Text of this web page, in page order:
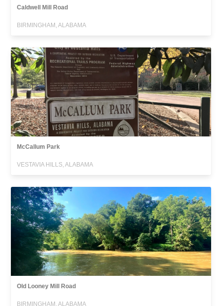
Caldwell Mill Road
BIRMINGHAM, ALABAMA
McCallum Park
VESTAVIA HILLS, ALABAMA
Old Looney Mill Road
BIRMINGHAM, ALABAMA